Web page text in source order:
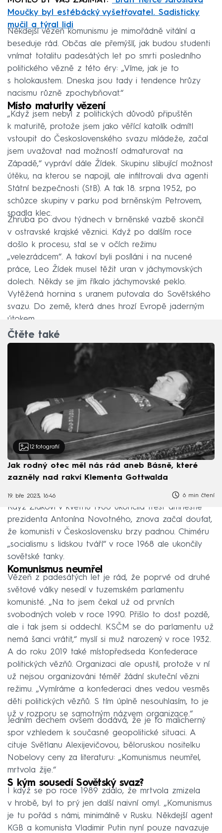
Moučky byl estébácký vyšetřovatel. Sadisticky
mučil a týral lidi
Někdejší vězeň komunismu je mimořádně vitální a
beseduje rád. Občas ale přemýšlí, jak budou studenti
vnímat totalitu padesátých let po smrti posledního
politického vězně z této éry: „Víme, jak je to
s holokaustem. Dneska jsou tady i tendence hrůzy
nacismu různě zpochybňovat.“
Místo maturity vězení
„Když jsem nebyl z politických důvodů připuštěn
k maturitě, protože jsem jako věřící katolík odmítl
vstoupit do Československého svazu mládeže, začal
jsem uvažovat nad možností odmaturovat na
Západě,“ vypráví dále Žídek. Skupinu slibující možnost
útěku, na kterou se napojil, ale infiltrovali dva agenti
Státní bezpečnosti (StB). A tak 18. srpna 1952, po
schůzce skupiny v parku pod brněnským Petrovem,
spadla klec.
Zhruba po dvou týdnech v brněnské vazbě skončil
v ostravské krajské věznici. Když po dalším roce
došlo k procesu, stal se v očích režimu
„velezrádcem“. A takoví byli posíláni i na nucené
práce, Leo Žídek musel těžit uran v jáchymovských
dolech. Někdy se jim říkalo jáchymovské peklo.
Vytěžená hornina s uranem putovala do Sovětského
svazu. Do země, která dnes hrozí Evropě jaderným
útokem.
Čtěte také
12 fotografií
Jak rodný otec měl nás rád aneb Básně, které
zazněly nad rakví Klementa Gottwalda
19. bře 2023, 16:46 6 min čtení
Když Žídkovi v květnu 1960 ukončila trest amnestie
prezidenta Antonína Novotného, znova začal doufat,
že komunisti v Československu brzy padnou. Chiméru
„socialismu s lidskou tváří“ v roce 1968 ale ukončily
sovětské tanky.
Komunismus neumřel
Vězeň z padesátých let je rád, že poprvé od druhé
světové války nesedí v tuzemském parlamentu
komunisté. „Na to jsem čekal už od prvních
svobodných voleb v roce 1990. Přišlo to dost pozdě,
ale i tak jsem si oddechl. KSČM se do parlamentu už
nemá šanci vrátit,“ myslí si muž narozený v roce 1932.
A do roku 2019 také místopředseda Konfederace
politických vězňů. Organizaci ale opustil, protože v ní
už nejsou organizováni téměř žádní skuteční vězni
režimu. „Vymíráme a konfederaci dnes vedou vesměs
děti politických vězňů. S tím úplně nesouhlasím, to je
už v rozporu se samotným názvem organizace.“
Jedním dechem ovšem dodává, že je to malicherný
spor vzhledem k současné geopolitické situaci. A
cituje Světlanu Alexijevičovou, běloruskou nositelku
Nobelovy ceny za literaturu: „Komunismus neumřel,
mrtvola žije.“
S kým sousedí Sovětský svaz?
I když se po roce 1989 zdálo, že mrtvola zmizela
v hrobě, byl to prý jen další naivní omyl. „Komunismus
je tu pořád s námi, minimálně v Rusku. Někdejší agent
KGB a komunista Vladimir Putin nyní pouze navazuje